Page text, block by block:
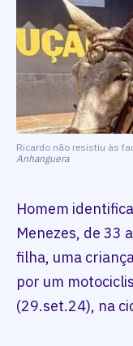
Ricardo não resistiu às
Anhanguera
Homem
Menezes, de 33
filha, uma
por um
(29.set.24), na